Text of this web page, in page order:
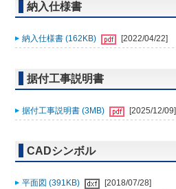
納入仕様書
納入仕様書 (162KB) [2022/04/22]
据付工事説明書
据付工事説明書 (3MB) [2025/12/09]
CADシンボル
平面図 (391KB)
[2018/07/28]